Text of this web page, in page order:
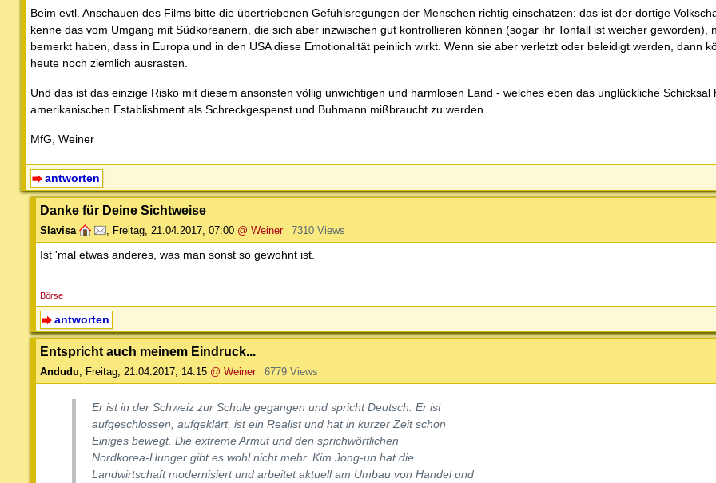
Beim evtl. Anschauen des Films bitte die übertriebenen Gefühlsregungen der Menschen richtig einschätzen: das ist der dortige
kenne das vom Umgang mit Südkoreanern, die sich aber inzwischen gut kontrollieren können (sogar ihr Tonfall ist weicher geworden),
bemerkt haben, dass in Europa und in den USA diese Emotionalität peinlich wirkt. Wenn sie aber verletzt oder beleidigt werden, dann
heute noch ziemlich ausrasten.
Und das ist das einzige Risko mit diesem ansonsten völlig unwichtigen und harmlosen Land - welches eben das unglückliche Schicksal
amerikanischen Establishment als Schreckgespenst und Buhmann mißbraucht zu werden.
MfG, Weiner
antworten
Danke für Deine Sichtweise
Slavisa , Freitag, 21.04.2017, 07:00 @ Weiner 7310 Views
Ist 'mal etwas anderes, was man sonst so gewohnt ist.
--
Börse
antworten
Entspricht auch meinem Eindruck...
Andudu Freitag, 21.04.2017, 14:15 @ Weiner 6779 Views
Er ist in der Schweiz zur Schule gegangen und spricht Deutsch. Er ist
aufgeschlossen, aufgeklärt, ist ein Realist und hat in kurzer Zeit schon
Einiges bewegt. Die extreme Armut und den sprichwörtlichen
Nordkorea-Hunger gibt es wohl nicht mehr. Kim Jong-un hat die
Landwirtschaft modernisiert und arbeitet aktuell am Umbau von Handel und